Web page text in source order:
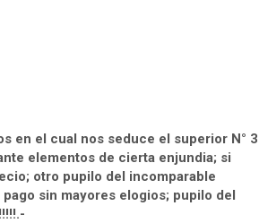
en el cual nos seduce el superior N° 3
elementos de cierta enjundia; si
otro pupilo del incomparable
sin mayores elogios; pupilo del